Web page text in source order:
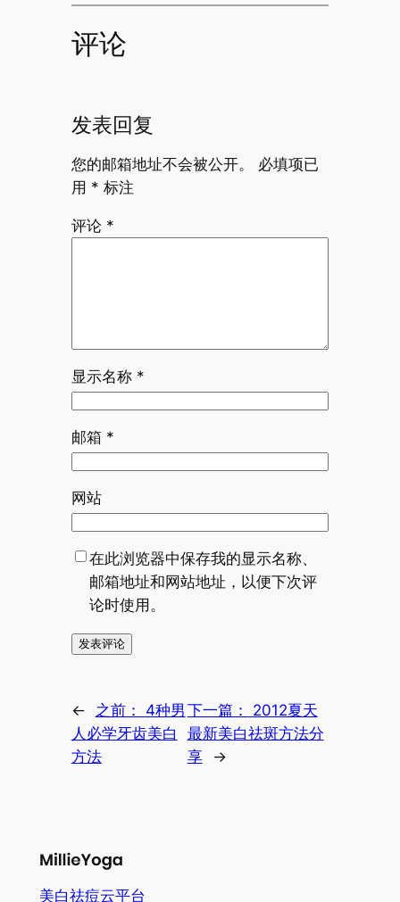
评论
发表回复
您的邮箱地址不会被公开。
必填项已
用 * 标注
评论 *
显示名称 *
邮箱 *
网站
在此浏览器中保存我的显示名称、
邮箱地址和网站地址，以便下次评
论时使用。
← 之前： 4种男
人必学牙齿美白
方法
下一篇：
2012夏天
最新美白祛斑方法分
享
→
美白祛痘云平台